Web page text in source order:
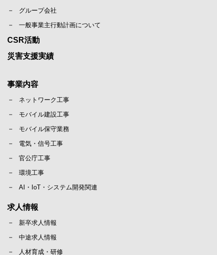
グループ会社
一般事業主行動計画について
CSR活動
災害支援実績
事業内容
ネットワーク工事
モバイル建設工事
モバイル保守業務
電気・信号工事
官公庁工事
環境工事
AI・IoT・システム開発関連
求人情報
新卒求人情報
中途求人情報
人材育成・研修